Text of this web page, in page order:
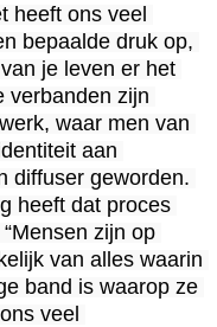
heeft ons veel
bepaalde druk op,
je leven er het
verbanden zijn
waar men van
aan
diffuser geworden.
heeft dat proces
zijn op
van alles waarin
band is waarop ze
veel